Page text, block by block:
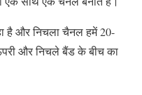
है और निचला चैनल हमें 20-
और निचले बैंड के बीच का